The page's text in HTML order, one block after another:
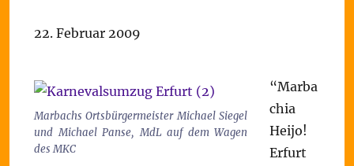
22. Februar 2009
Marbachs Ortsbürgermeister Michael Siegel
und Michael Panse, MdL auf dem Wagen
des MKC
“Marba
chia
Heijo!
Erfurt